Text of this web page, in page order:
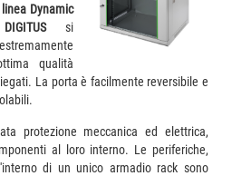
linea Dynamic
DIGITUSsi
qualità
La porta è facilmente reversibile e
protezione meccanica ed elettrica,
al loro interno. Le periferiche,
di un unico armadio rack sono